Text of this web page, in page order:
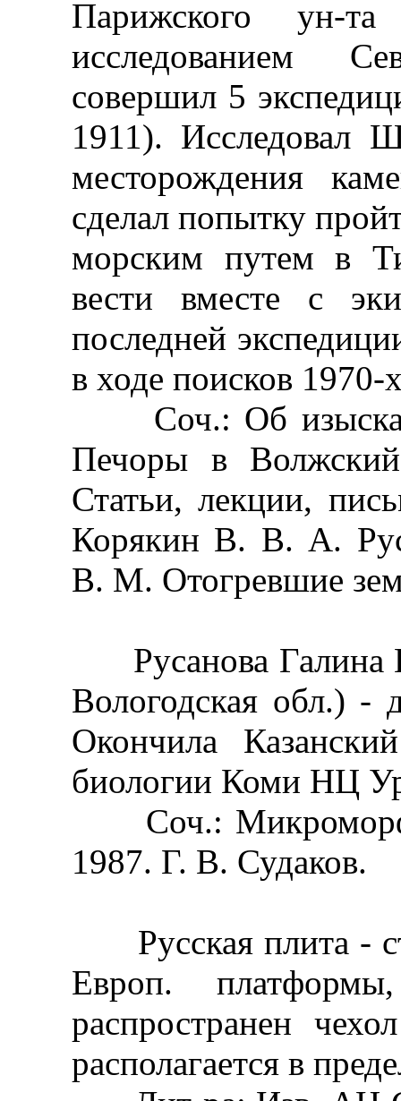
Парижского ун-та
исследованием
совершил 5
1911). Исследовал
месторождения
сделал попытку
морским путем в
вести вместе с
последней
в ходе поисков 1970-
Соч.: Об
Печоры в
Статьи, лекции,
Корякин В. В. А.
В. М. Отогревшие
Русанова Галина
Вологодская обл.) -
Окончила
биологии Коми НЦ
Соч.:
1987. Г. В. Судаков.
Русская плита -
Европ.
распространен
располагается в